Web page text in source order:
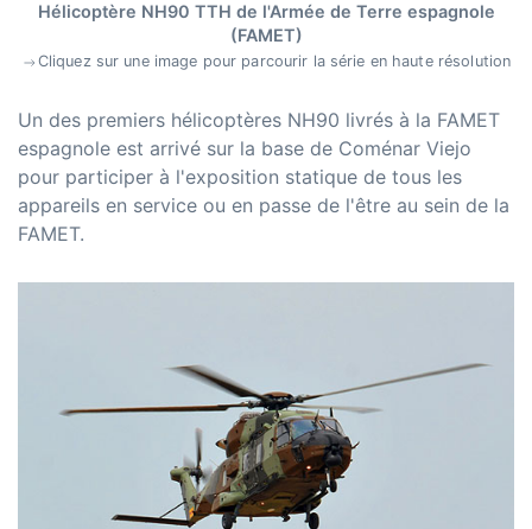
Hélicoptère NH90 TTH de l'Armée de Terre espagnole
(FAMET)
Cliquez sur une image pour parcourir la série en haute résolution
Un des premiers hélicoptères NH90 livrés à la FAMET
espagnole est arrivé sur la base de Coménar Viejo
pour participer à l'exposition statique de tous les
appareils en service ou en passe de l'être au sein de la
FAMET.